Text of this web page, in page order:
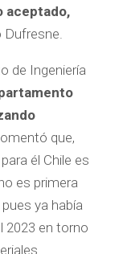
aceptado,
Dufresne.
de Ingeniería
que,
él Chile es
es primera
ya había
2023 en torno